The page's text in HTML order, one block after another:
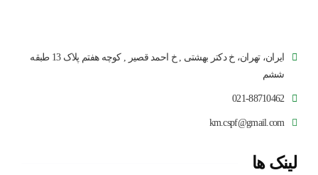
ایران، تهران، خ دکتر بهشتی , خ احمد قصیر , کوچه هفتم پلاک 13 طبقه
ششم
021-88710462
km.cspf@gmail.com
لینک ها